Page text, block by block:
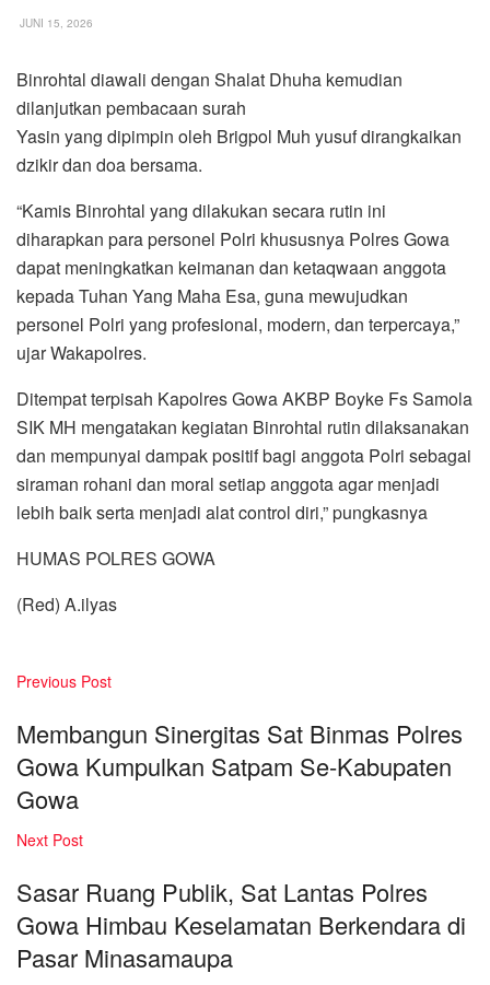
JUNI 15, 2026
Binrohtal diawali dengan Shalat Dhuha kemudian
dilanjutkan pembacaan surah
Yasin yang dipimpin oleh Brigpol Muh yusuf dirangkaikan
dzikir dan doa bersama.
“Kamis Binrohtal yang dilakukan secara rutin ini
diharapkan para personel Polri khususnya Polres Gowa
dapat meningkatkan keimanan dan ketaqwaan anggota
kepada Tuhan Yang Maha Esa, guna mewujudkan
personel Polri yang profesional, modern, dan terpercaya,”
ujar Wakapolres.
Ditempat terpisah Kapolres Gowa AKBP Boyke Fs Samola
SIK MH mengatakan kegiatan Binrohtal rutin dilaksanakan
dan mempunyai dampak positif bagi anggota Polri sebagai
siraman rohani dan moral setiap anggota agar menjadi
lebih baik serta menjadi alat control diri,” pungkasnya
HUMAS POLRES GOWA
(Red) A.ilyas
Previous Post
Membangun Sinergitas Sat Binmas Polres
Gowa Kumpulkan Satpam Se-Kabupaten
Gowa
Next Post
Sasar Ruang Publik, Sat Lantas Polres
Gowa Himbau Keselamatan Berkendara di
Pasar Minasamaupa